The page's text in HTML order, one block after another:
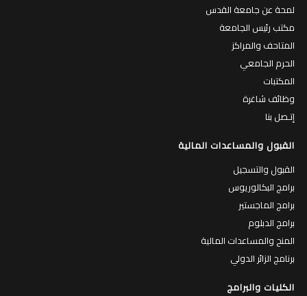
لمحة عن جامعة القدس
مكتب رئيس الجامعة
المتاحف والمراكز
الحرم الجامعي
المكتبات
وظائف شاغرة
إتـصل بنا
القبول والمساعدات المالية
القبول والتسجيل
برامج البكالوريوس
برامج الماجستير
برامج الدبلوم
المنح والمساعدات المالية
برنامج الزائر الدولي
الكليات والبرامج